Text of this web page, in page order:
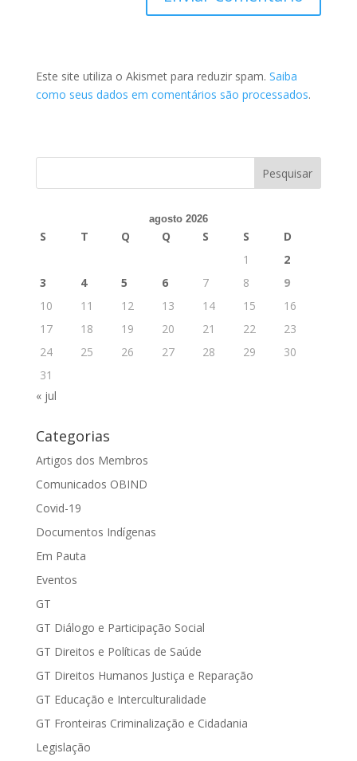
Este site utiliza o Akismet para reduzir spam. Saiba
como seus dados em comentários são processados.
agosto 2026
S T Q Q S S
D
1
2
3
4 5 6 7 8
9
10
11 12 13 14 15
16
17
18 19 20 21 22
23
24
25 26 27 28 29
30
31
« jul
Categorias
Artigos dos Membros
Comunicados OBIND
Covid-19
Documentos Indígenas
Em Pauta
Eventos
GT
GT Diálogo e Participação Social
GT Direitos e Políticas de Saúde
GT Direitos Humanos Justiça e Reparação
GT Educação e Interculturalidade
GT Fronteiras Criminalização e Cidadania
Legislação